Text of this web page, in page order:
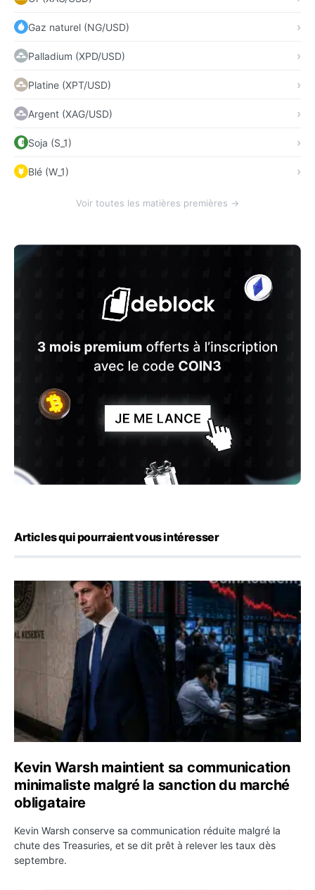
Gaz naturel (NG/USD)
Palladium (XPD/USD)
Platine (XPT/USD)
Argent (XAG/USD)
Soja (S_1)
Blé (W_1)
Voir toutes les matières premières →
Articles qui pourraient vous intéresser
Kevin Warsh maintient sa communication minimaliste
Kevin Warsh maintient sa communication
minimaliste malgré la sanction du marché
obligataire
Kevin Warsh conserve sa communication réduite malgré la
chute des Treasuries, et se dit prêt à relever les taux dès
septembre.